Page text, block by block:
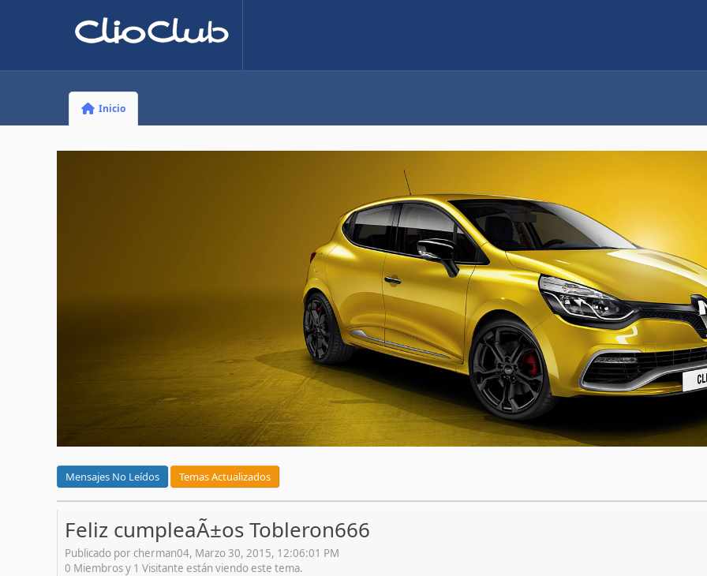
Inicio
Mensajes No Leídos Temas Actualizados
Feliz cumpleaÃ±os Tobleron666
Publicado por cherman04, Marzo 30, 2015, 12:06:01 PM
0 Miembros y 1 Visitante están viendo este tema.